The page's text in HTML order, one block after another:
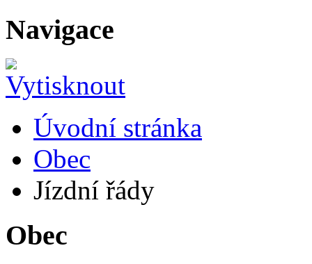
Navigace
Úvodní stránka
Obec
Jízdní řády
Obec